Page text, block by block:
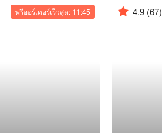
พรีออร์เดอร์เร็วสุด: 11:45
4.9 (67)